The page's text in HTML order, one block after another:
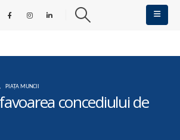
, PIAȚA MUNCII
concediului de